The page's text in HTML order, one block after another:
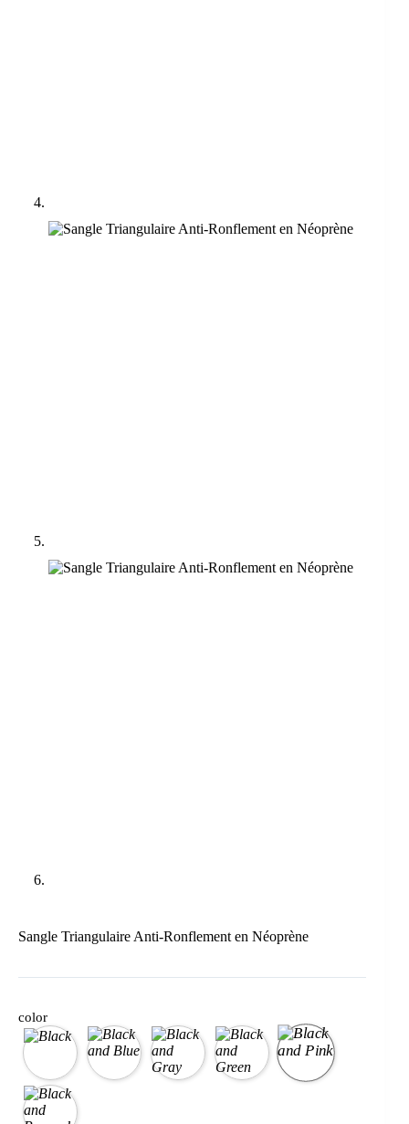
Sangle Triangulaire Anti-Ronflement en Néoprène
color